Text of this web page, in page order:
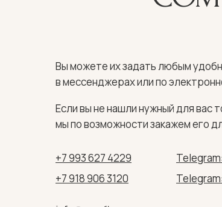
+7 993 627 4229
+7 918 906 3120
Вы можете их задать любым
в мессенджерах или по
Если вы не нашли нужный для вас
мы по возможности закажем его